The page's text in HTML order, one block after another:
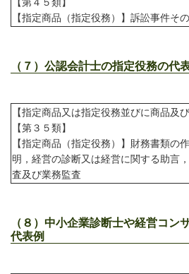
【指定商品（指定役務）】訴訟事件そ
（７）公認会計士の指定役務の代
【指定商品又は指定役務並びに商品及
【第３５類】
【指定商品（指定役務）】財務書類の
明，経営の診断又は経営に関する助言
査及び業務監査
（８）中小企業診断士や経営コン
代表例